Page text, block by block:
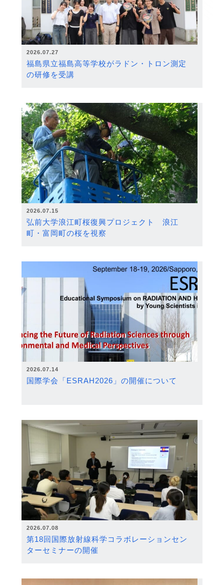
2026.07.27
福島県立福島高等学校がラドン・トロン測定
の研修を受講
2026.07.15
弘前大学浪江町桜復興プロジェクト 浪江
町・富岡町の桜を視察
2026.07.14
国際学会「ESRAH2026」の開催について
2026.07.08
第18回国際放射線科学コラボレーションセン
ターセミナーの開催